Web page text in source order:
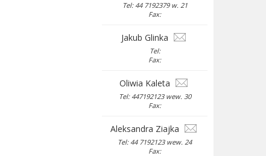
Tel: 44 7192379 w. 21
Fax:
Jakub Glinka
Tel:
Fax:
Oliwia Kaleta
Tel: 447192123 wew. 30
Fax:
Aleksandra Ziajka
Tel: 44 7192123 wew. 24
Fax: